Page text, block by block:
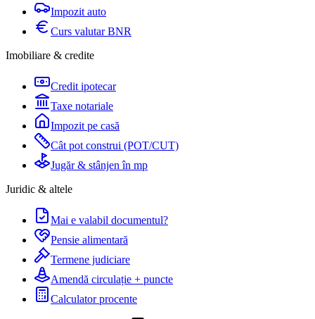
Impozit auto
Curs valutar BNR
Imobiliare & credite
Credit ipotecar
Taxe notariale
Impozit pe casă
Cât pot construi (POT/CUT)
Jugăr & stânjen în mp
Juridic & altele
Mai e valabil documentul?
Pensie alimentară
Termene judiciare
Amendă circulație + puncte
Calculator procente